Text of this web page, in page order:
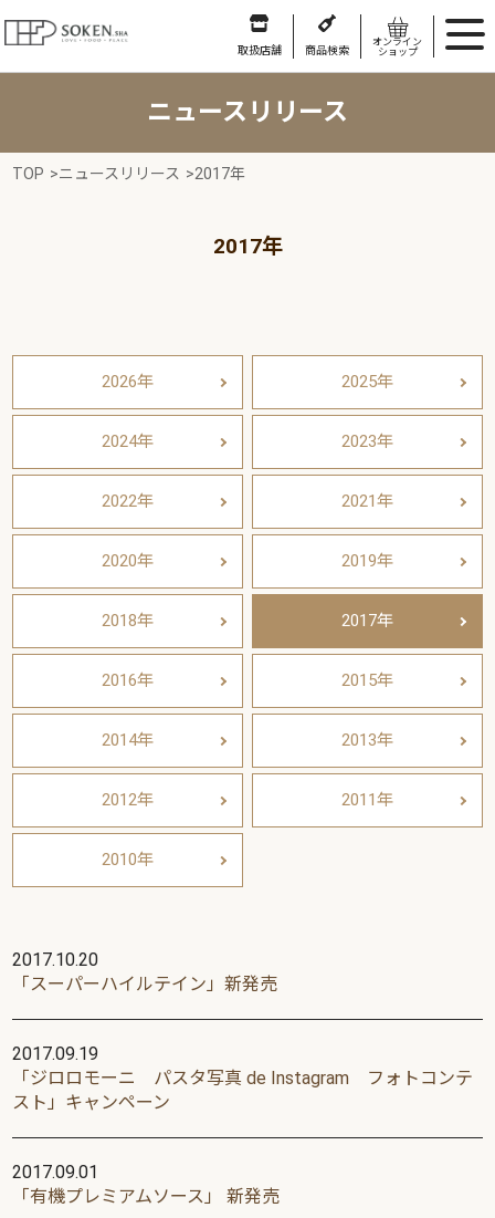
取扱店舗 商品検索
オンライン
ショップ
ニュースリリース
TOP >ニュースリリース >2017年
2017年
2026年 2025年
2024年 2023年
2022年 2021年
2020年 2019年
2018年 2017年
2016年 2015年
2014年 2013年
2012年 2011年
2010年
2017.10.20
「スーパーハイルテイン」新発売
2017.09.19
「ジロロモーニ パスタ写真 de Instagram フォトコンテ
スト」キャンペーン
2017.09.01
「有機プレミアムソース」 新発売